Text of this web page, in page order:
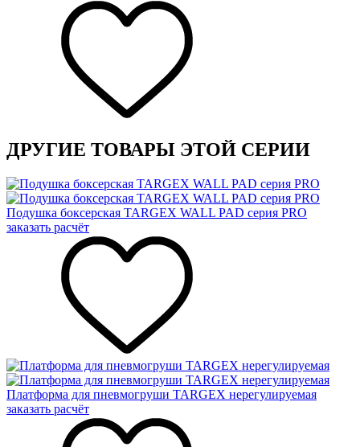
ДРУГИЕ ТОВАРЫ ЭТОЙ СЕРИИ
Подушка боксерская TARGEX WALL PAD серия PRO
заказать расчёт
Платформа для пневмогруши TARGEX нерегулируемая
заказать расчёт